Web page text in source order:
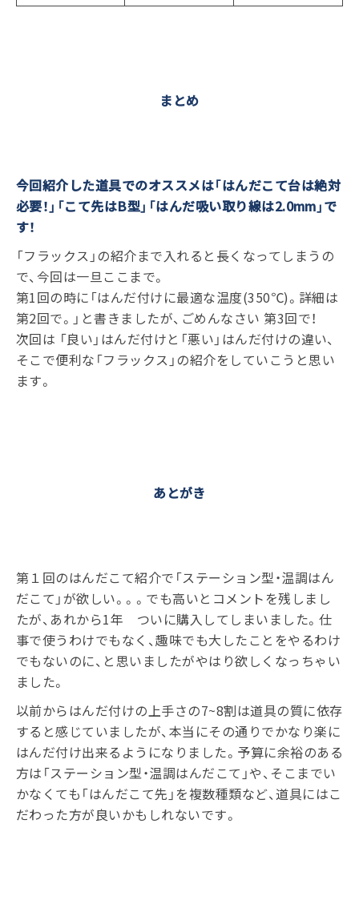
まとめ
今回紹介した道具でのオススメは「はんだこて台は絶対
必要！」「こて先はB型」「はんだ吸い取り線は2.0mm」で
す！
「フラックス」の紹介まで入れると長くなってしまうの
で、今回は一旦ここまで。
第1回の時に「はんだ付けに最適な温度(350℃)。詳細は
第2回で。」と書きましたが、ごめんなさい 第3回で！
次回は 「良い」はんだ付けと「悪い」はんだ付けの違い、
そこで便利な「フラックス」の紹介をしていこうと思い
ます。
あとがき
第１回のはんだこて紹介で「ステーション型・温調はん
だこて」が欲しい。。。でも高いとコメントを残しまし
たが、あれから1年 ついに購入してしまいました。仕
事で使うわけでもなく、趣味でも大したことをやるわけ
でもないのに、と思いましたがやはり欲しくなっちゃい
ました。
以前からはんだ付けの上手さの7~8割は道具の質に依存
すると感じていましたが、本当にその通りでかなり楽に
はんだ付け出来るようになりました。予算に余裕のある
方は「ステーション型・温調はんだこて」や、そこまでい
かなくても「はんだこて先」を複数種類など、道具にはこ
だわった方が良いかもしれないです。